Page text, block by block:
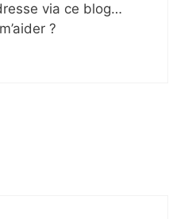
via ce blog…
?